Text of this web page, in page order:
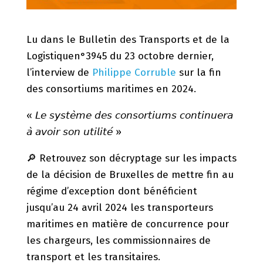
Lu dans le Bulletin des Transports et de la
Logistiquen°3945 du 23 octobre dernier,
l’interview de Philippe Corruble sur la fin
des consortiums maritimes en 2024.
« 𝘓𝘦 𝘴𝘺𝘴𝘵𝘦̀𝘮𝘦 𝘥𝘦𝘴 𝘤𝘰𝘯𝘴𝘰𝘳𝘵𝘪𝘶𝘮𝘴 𝘤𝘰𝘯𝘵𝘪𝘯𝘶𝘦𝘳𝘢
𝘢̀ 𝘢𝘷𝘰𝘪𝘳 𝘴𝘰𝘯 𝘶𝘵𝘪𝘭𝘪𝘵𝘦́ »
🔎 Retrouvez son décryptage sur les impacts
de la décision de Bruxelles de mettre fin au
régime d’exception dont bénéficient
jusqu’au 24 avril 2024 les transporteurs
maritimes en matière de concurrence pour
les chargeurs, les commissionnaires de
transport et les transitaires.